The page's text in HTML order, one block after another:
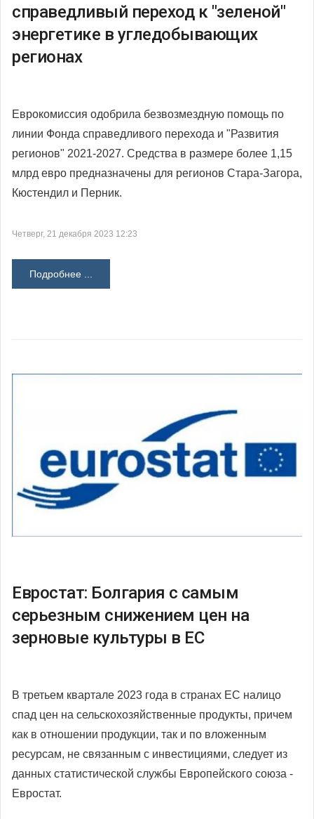
справедливый переход к "зеленой"
энергетике в угледобывающих
регионах
Еврокомиссия одобрила безвозмездную помощь по
линии Фонда справедливого перехода и "Развития
регионов" 2021-2027. Средства в размере более 1,15
млрд евро предназначены для регионов Стара-Загора,
Кюстендил и Перник.
Четверг, 21 декабря 2023 12:23
Подробнее ...
Евростат: Болгария с самым
серьезным снижением цен на
зерновые культуры в ЕС
В третьем квартале 2023 года в странах ЕС налицо
спад цен на сельскохозяйственные продукты, причем
как в отношении продукции, так и по вложенным
ресурсам, не связанным с инвестициями, следует из
данных статистической службы Европейского союза -
Евростат.